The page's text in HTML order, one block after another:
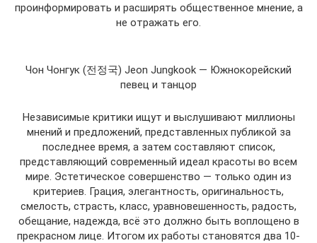
проинформировать и расширять общественное мнение, а
не отражать его.
Чон Чонгук (전정국) Jeon Jungkook — Южнокорейский
певец и танцор
Независимые критики ищут и выслушивают миллионы
мнений и предложений, представленных публикой за
последнее время, а затем составляют список,
представляющий современный идеал красоты во всем
мире. Эстетическое совершенство — только один из
критериев. Грация, элегантность, оригинальность,
смелость, страсть, класс, уравновешенность, радость,
обещание, надежда, всё это должно быть воплощено в
прекрасном лице. Итогом их работы становятся два 10-